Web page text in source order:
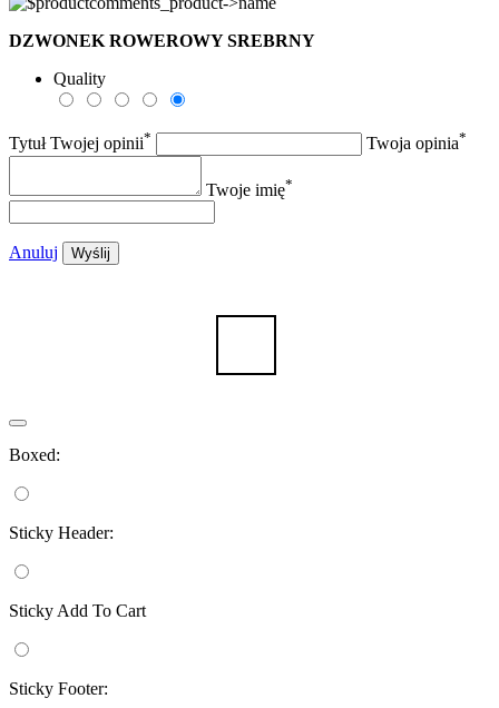
DZWONEK ROWEROWY SREBRNY
Quality
Tytuł Twojej opinii* Twoja opinia*
Twoje imię*
Anuluj Wyślij
Boxed:
Sticky Header:
Sticky Add To Cart
Sticky Footer: